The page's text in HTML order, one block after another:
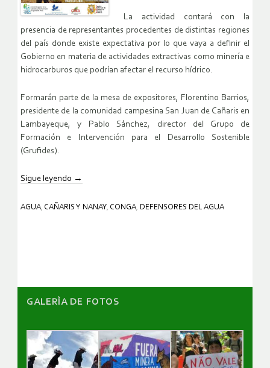
La actividad contará con la
presencia de representantes procedentes de distintas regiones
del país donde existe expectativa por lo que vaya a definir el
Gobierno en materia de actividades extractivas como minería e
hidrocarburos que podrían afectar el recurso hídrico.
Formarán parte de la mesa de expositores, Florentino Barrios,
presidente de la comunidad campesina San Juan de Cañaris en
Lambayeque, y Pablo Sánchez, director del Grupo de
Formación e Intervención para el Desarrollo Sostenible
(Grufides).
Sigue leyendo →
AGUA, CAÑARIS Y NANAY, CONGA, DEFENSORES DEL AGUA
GALERÌA DE FOTOS